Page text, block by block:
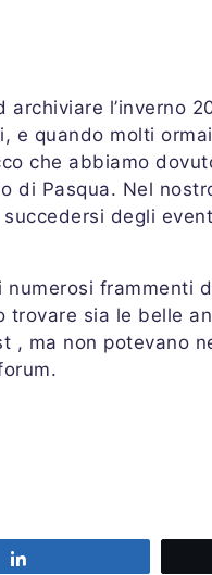
l’inverno
e quando molti
che abbiamo
di Pasqua. Nel
degli
numerosi frammenti
sia le belle
, ma non potevano